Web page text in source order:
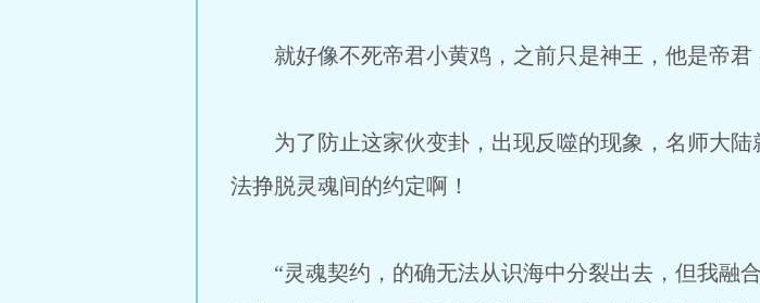
就好像不死帝君小黄鸡，之前只是神王，他是帝君
为了防止这家伙变卦，出现反噬的现象，名师大陆
法挣脱灵魂间的约定啊！
“灵魂契约，的确无法从识海中分裂出去，但我融